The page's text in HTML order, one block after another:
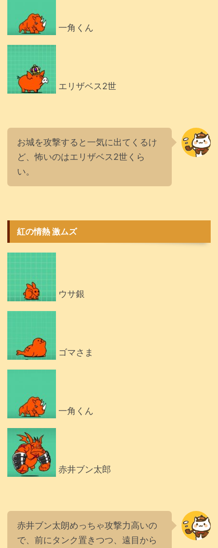
一角くん
エリザベス2世
お城を攻撃すると一気に出てくるけ
ど、怖いのはエリザベス2世くら
い。
紅の情熱 激ムズ
ウサ銀
ゴマさま
一角くん
赤井ブン太郎
赤井ブン太朗めっちゃ攻撃力高いの
で、前にタンク置きつつ、遠目から